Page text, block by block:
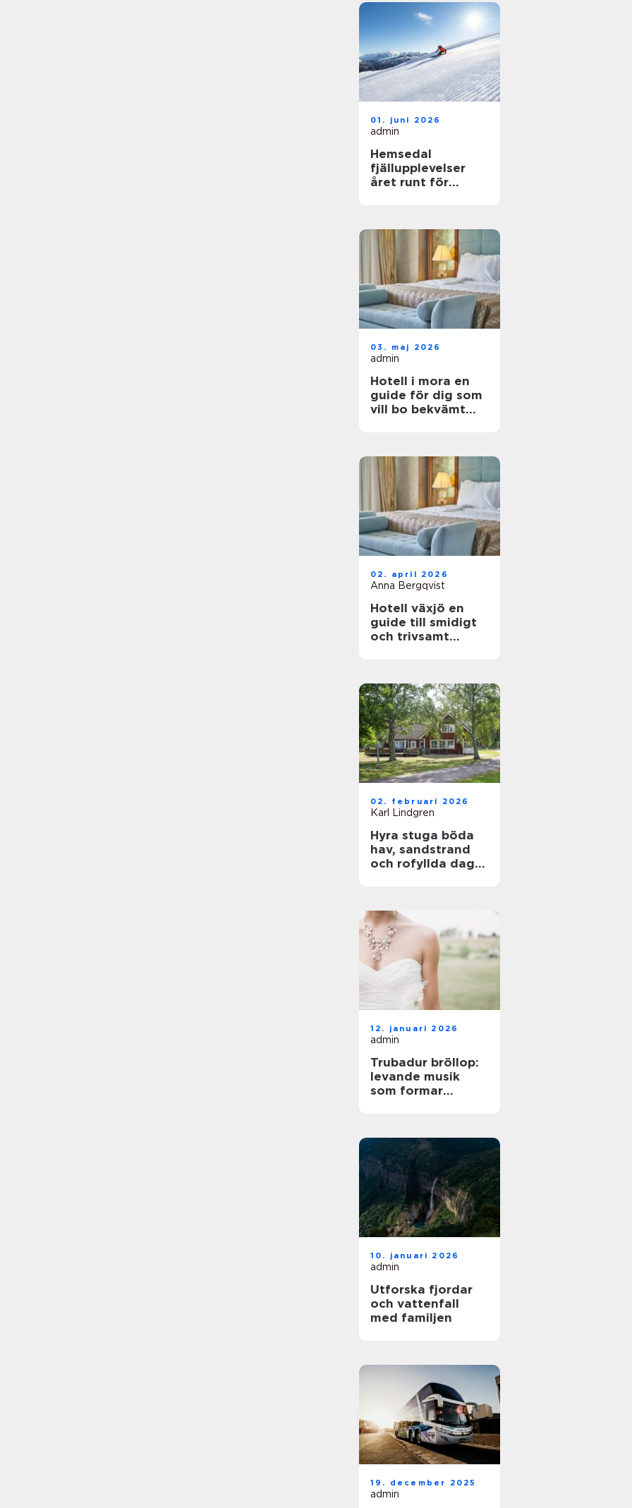
01. juni 2026
admin
Hemsedal
fjällupplevelser
året runt för
03. maj 2026
admin
Hotell i mora en
guide för dig som
vill bo bekvämt
02. april 2026
Anna Bergqvist
Hotell växjö en
guide till smidigt
och trivsamt
02. februari 2026
Karl Lindgren
Hyra stuga böda
hav, sandstrand
och rofyllda dagar
12. januari 2026
admin
Trubadur bröllop:
levande musik
som formar
10. januari 2026
admin
Utforska fjordar
och vattenfall
med familjen
19. december 2025
admin